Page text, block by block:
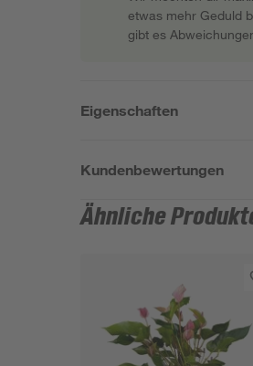
etwas mehr Geduld
gibt es
Eigenschaften
Kundenbewertungen
Ähnliche